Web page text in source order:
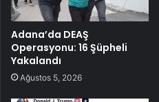
Adana’da DEAŞ
Operasyonu: 16 Şüpheli
Yakalandı
Ağustos 5, 2026